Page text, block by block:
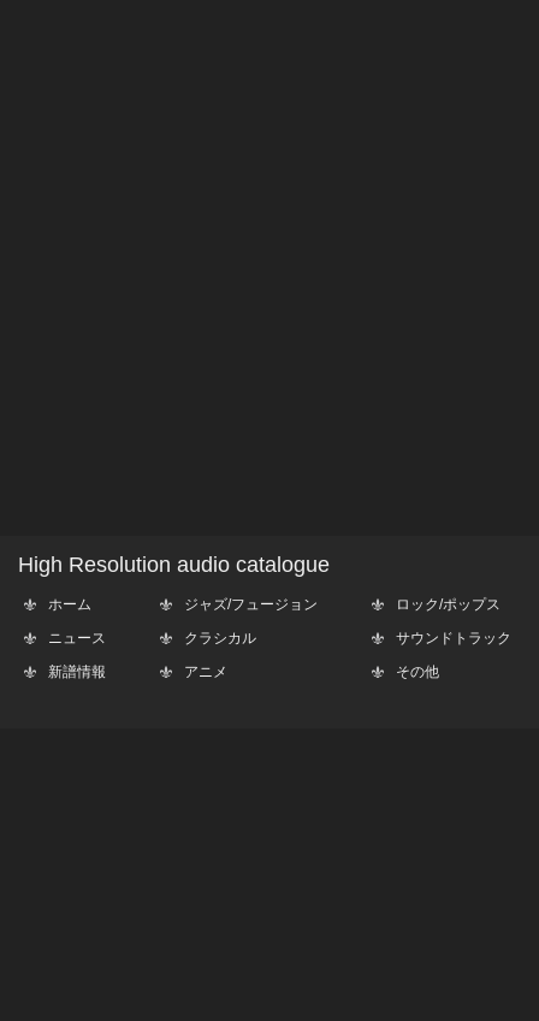
High Resolution audio catalogue
ホーム
ニュース
新譜情報
ジャズ/フュージョン
クラシカル
アニメ
ロック/ポップス
サウンドトラック
その他